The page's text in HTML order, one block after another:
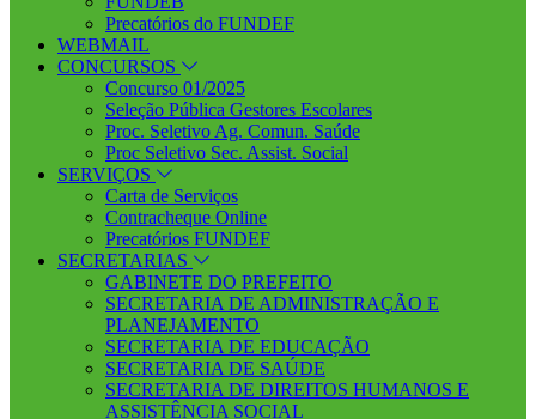
Precatórios do FUNDEF
WEBMAIL
CONCURSOS
Concurso 01/2025
Seleção Pública Gestores Escolares
Proc. Seletivo Ag. Comun. Saúde
Proc Seletivo Sec. Assist. Social
SERVIÇOS
Carta de Serviços
Contracheque Online
Precatórios FUNDEF
SECRETARIAS
GABINETE DO PREFEITO
SECRETARIA DE ADMINISTRAÇÃO E
PLANEJAMENTO
SECRETARIA DE EDUCAÇÃO
SECRETARIA DE SAÚDE
SECRETARIA DE DIREITOS HUMANOS E
ASSISTÊNCIA SOCIAL